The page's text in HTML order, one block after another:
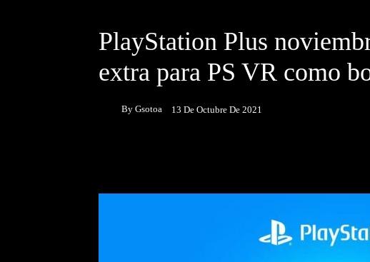
PlayStation Plus
extra para PS VR como
By Gsotoa 13 De Octubre De 2021